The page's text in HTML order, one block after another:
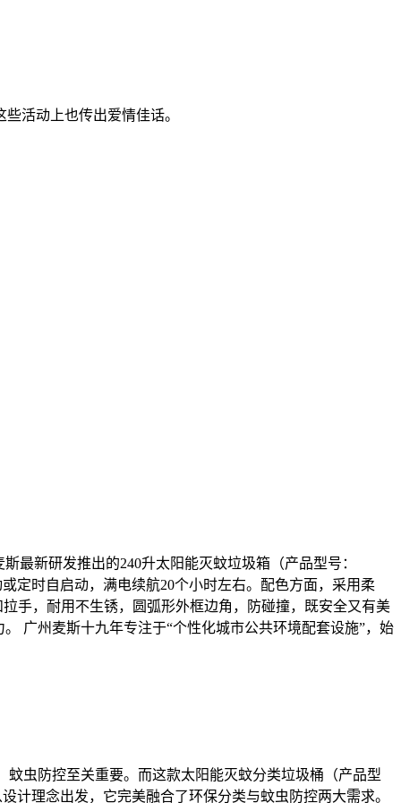
活动上也传出爱情佳话。
最新研发推出的240升太阳能灭蚊垃圾箱（产品型号：
定时自启动，满电续航20个小时左右。配色方面，采用柔
手，耐用不生锈，圆弧形外框边角，防碰撞，既安全又有美
广州麦斯十九年专注于“个性化城市公共环境配套设施”，始
虫防控至关重要。而这款太阳能灭蚊分类垃圾桶（产品型
计理念出发，它完美融合了环保分类与蚊虫防控两大需求。